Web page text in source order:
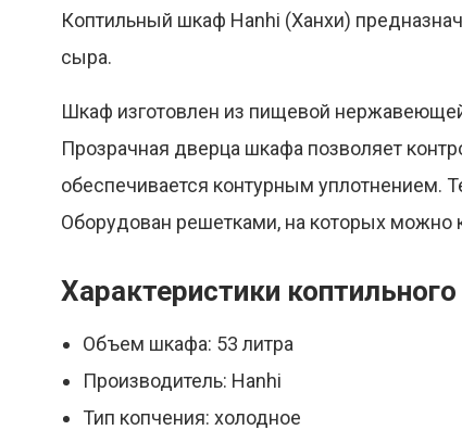
Коптильный шкаф Hanhi (Ханхи)
сыра.
Шкаф изготовлен из пищевой
Прозрачная дверца шкафа позволяет
обеспечивается контурным уплотнением.
Оборудован решетками, на которых можно
Характеристики
Объем шкафа: 53 литра
Производитель: Hanhi
Тип копчения: холодное